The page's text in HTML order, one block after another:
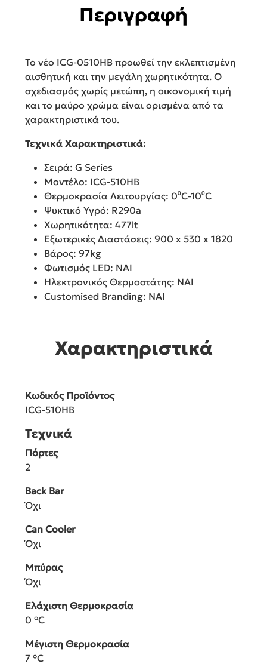
Περιγραφή
Το νέο ICG-0510HB προωθεί την εκλεπτισμένη
αισθητική και την μεγάλη χωρητικότητα. Ο
σχεδιασμός χωρίς μετώπη, η οικονομική τιμή
και το μαύρο χρώμα είναι ορισμένα από τα
χαρακτηριστικά του.
Τεχνικά Χαρακτηριστικά:
Σειρά: G Series
Μοντέλο: ICG-510HB
Θερμοκρασία Λειτουργίας: 0⁰C-10⁰C
Ψυκτικό Υγρό: R290a
Χωρητικότητα: 477lt
Εξωτερικές Διαστάσεις: 900 x 530 x 1820
Βάρος: 97kg
Φωτισμός LED: ΝΑΙ
Ηλεκτρονικός Θερμοστάτης: ΝΑΙ
Customised Branding: ΝΑΙ
Χαρακτηριστικά
Κωδικός Προϊόντος
ICG-510HB
Τεχνικά
Πόρτες
2
Back Bar
Όχι
Can Cooler
Όχι
Μπύρας
Όχι
Ελάχιστη Θερμοκρασία
0 °C
Μέγιστη Θερμοκρασία
7 °C